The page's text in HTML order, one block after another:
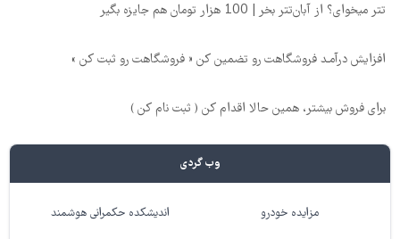
تتر میخوای؟ از آبان‌تتر بخر | 100 هزار تومان هم جایزه بگیر
افزایش درآمـد فروشگاهت رو تضمین کن « فروشگاهت رو ثبت کن »
برای فروش بیشتر، همین حالا اقدام کن ( ثبت نام کن )
وب گردی
مزایده خودرو اندیشکده حکمرانی هوشمند